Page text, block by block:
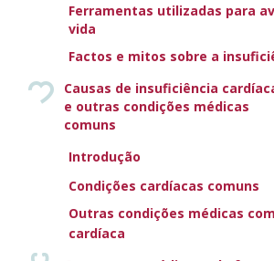
Ferramentas utilizadas para
vida
Factos e mitos sobre a
Causas de insuficiência
e outras condições médicas
comuns
Introdução
Condições cardíacas comuns
Outras condições médicas
cardíaca
pode fazer com que a pessoa acorde e
ou levantar. São observados padrões
respiração durante a noite (referidos
distúrbios respiratórios do sono são
sono, apneia obstrutiva do sono ou um
para o estabelecimento do diagnóstico.
a um parceiro como dorme o doente
cardíaca, incluindo uma descrição
respiratório. É informação
perguntar sobre episódios de